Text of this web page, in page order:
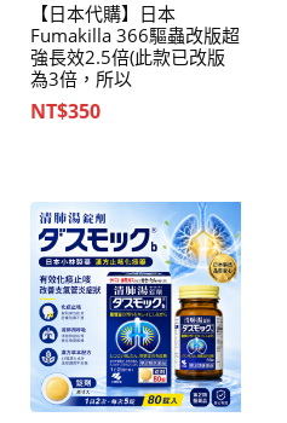
【日本代購】日本
Fumakilla 366驅蟲改版超
強長效2.5倍(此款已改版
為3倍，所以
NT$350